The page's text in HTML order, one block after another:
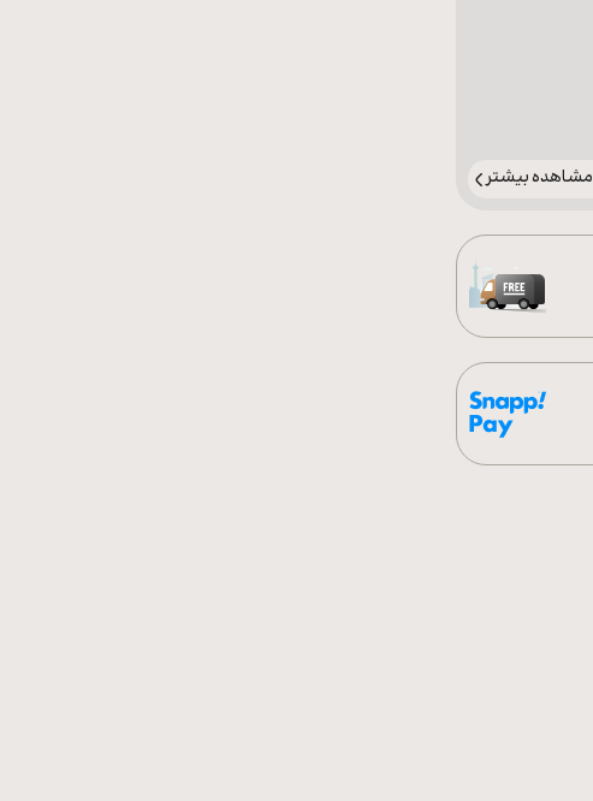
مشاهده بیشتر